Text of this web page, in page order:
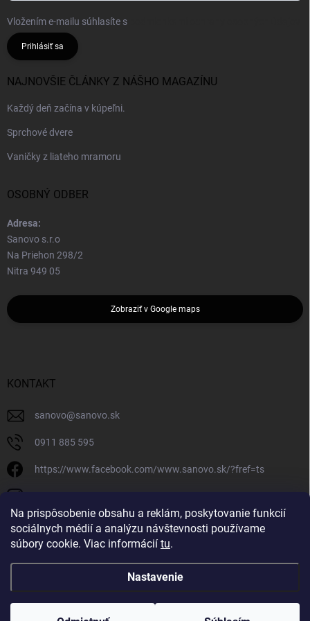
Na prispôsobenie obsahu a reklám, poskytovanie funkcií
sociálnych médií a analýzu návštevnosti používame
súbory cookie. Viac informácií tu.
Nastavenie
Vložením e-mailu súhlasíte s
Prihlásiť sa
NAJNOVŠIE ČLÁNKY Z NÁŠHO MAGAZÍNU
Každý deň začína v kúpeľni.
Sprchové dvere
Vaničky z liateho mramoru
OSOBNÝ ODBER
Adresa:
Sanovo s.r.o
Na Priehon 298/2
Nitra 949 05
Zobraziť v Google maps
KONTAKT
sanovo@sanovo.sk
0911 885 595
https://www.facebook.com/www.sanovo.sk/?fref=ts
Copyright 2026Sanovo.sk. Všetky práva vyhradené. | Upraviť nastavenie